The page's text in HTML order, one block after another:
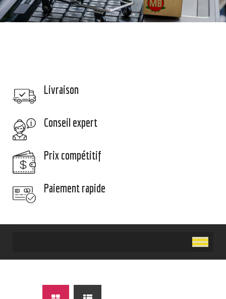
Livraison
Conseil expert
Prix compétitif
Paiement rapide